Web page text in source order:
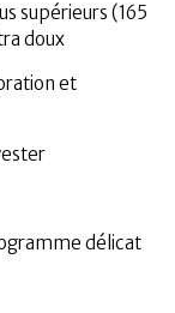
supérieurs (165
doux
et
délicat